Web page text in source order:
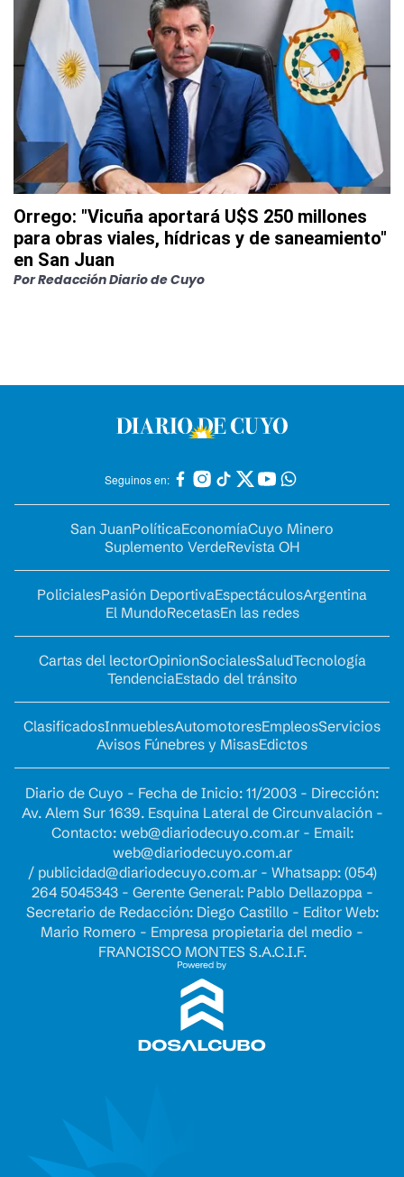
Orrego: "Vicuña aportará U$S 250 millones
para obras viales, hídricas y de saneamiento"
en San Juan
PorRedacción Diario de Cuyo
Seguinos en:
San JuanPolíticaEconomíaCuyo Minero
Suplemento VerdeRevista OH
PolicialesPasión DeportivaEspectáculosArgentina
El MundoRecetasEn las redes
Cartas del lectorOpinionSocialesSaludTecnología
TendenciaEstado del tránsito
ClasificadosInmueblesAutomotoresEmpleosServicios
Avisos Fúnebres y MisasEdictos
Diario de Cuyo - Fecha de Inicio: 11/2003 - Dirección:
Av. Alem Sur 1639. Esquina Lateral de Circunvalación -
Contacto: web@diariodecuyo.com.ar- Email:
web@diariodecuyo.com.ar
/ publicidad@diariodecuyo.com.ar- Whatsapp: (054)
264 5045343 - Gerente General: Pablo Dellazoppa -
Secretario de Redacción: Diego Castillo - Editor Web:
Mario Romero - Empresa propietaria del medio -
FRANCISCO MONTES S.A.C.I.F.